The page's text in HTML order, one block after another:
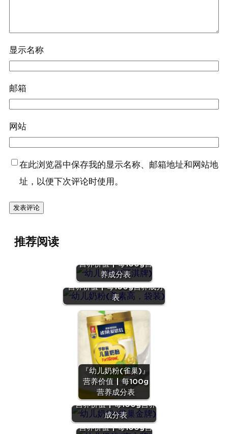
显示名称
邮箱
网站
在此浏览器中保存我的显示名称、邮箱地址和网站地
址，以便下次评论时使用。
推荐阅读
营养价值 | 每100g营
养成分表
『幼儿奶粉(美素高，袋装)』
营养价值 | 每100g营养成分
表
『幼儿奶粉(雀巢)』
营养价值 | 每100g
营养成分表
『幼儿奶粉(雀巢金牌)』
营养价值 | 每100g营养
成分表
『幼儿奶粉(森永牌)』
营养价值 | 每100g营